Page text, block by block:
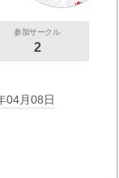
参加サークル
2
04月08日